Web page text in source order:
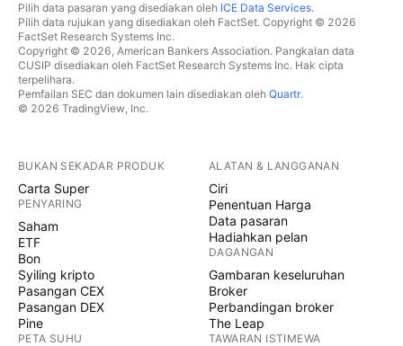
Pilih data pasaran yang disediakan oleh ICE Data Services.
Pilih data rujukan yang disediakan oleh FactSet. Copyright © 2026
FactSet Research Systems Inc.
Copyright © 2026, American Bankers Association. Pangkalan data
CUSIP disediakan oleh FactSet Research Systems Inc. Hak cipta
terpelihara.
Pemfailan SEC dan dokumen lain disediakan oleh Quartr.
© 2026 TradingView, Inc.
BUKAN SEKADAR PRODUK
Carta Super
PENYARING
Saham
ETF
Bon
Syiling kripto
Pasangan CEX
Pasangan DEX
Pine
PETA SUHU
ALATAN & LANGGANAN
Ciri
Penentuan Harga
Data pasaran
Hadiahkan pelan
DAGANGAN
Gambaran keseluruhan
Broker
Perbandingan broker
The Leap
TAWARAN ISTIMEWA